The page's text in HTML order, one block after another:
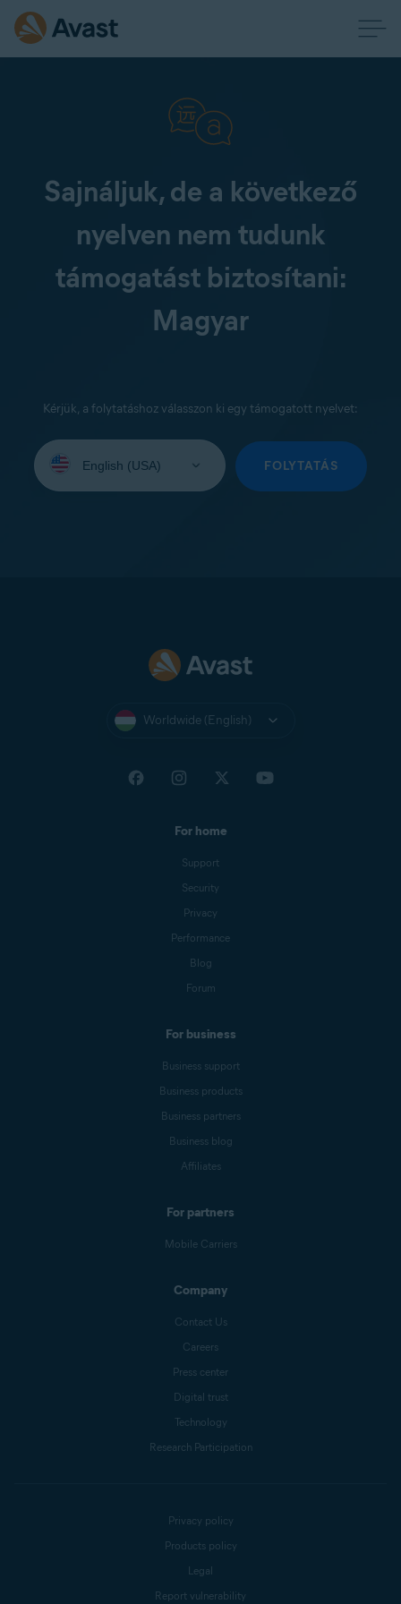
Sajnáljuk, de a következő
nyelven nem tudunk
támogatást biztosítani:
Magyar
Kérjük, a folytatáshoz válasszon ki egy támogatott nyelvet:
your
FOLYTATÁS
Worldwide (English)
For home
Support
Security
Privacy
Performance
Blog
Forum
For business
Business support
Business products
Business partners
Business blog
Affiliates
For partners
Mobile Carriers
Company
Contact Us
Careers
Press center
Digital trust
Technology
Research Participation
Privacy policy
Products policy
Legal
Report vulnerability